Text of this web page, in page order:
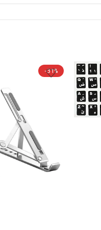
-31%